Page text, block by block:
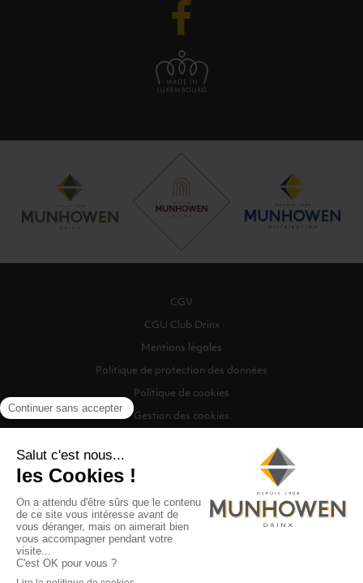
CGV
CGU Club Drinx
Mentions légales
Politique de protection des données
Politique de cookies
Gestion des cookies
©2026 Munhowen Drinx / Tous droits réservés
Digitalised by